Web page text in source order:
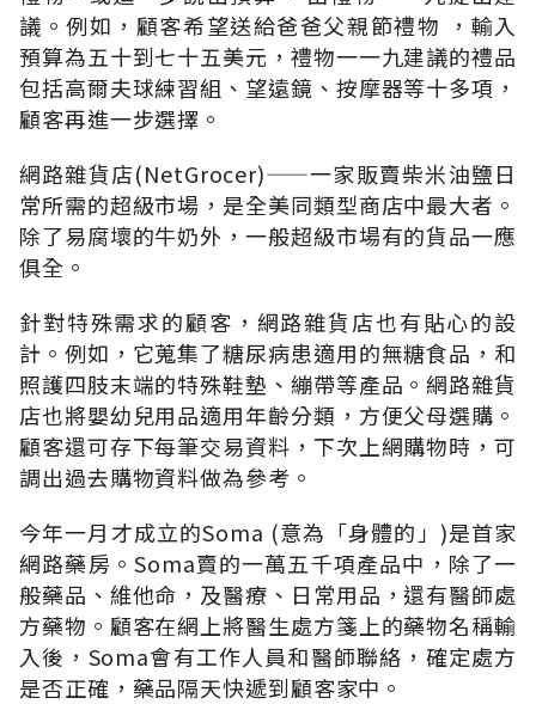
議。例如，顧客希望送給爸爸父親節禮物 ，輸入
預算為五十到七十五美元，禮物一一九建議的禮品
包括高爾夫球練習組、望遠鏡、按摩器等十多項，
顧客再進一步選擇。
網路雜貨店(NetGrocer)——一家販賣柴米油鹽日
常所需的超級市場，是全美同類型商店中最大者。
除了易腐壞的牛奶外，一般超級市場有的貨品一應
俱全。
針對特殊需求的顧客，網路雜貨店也有貼心的設
計。例如，它蒐集了糖尿病患適用的無糖食品，和
照護四肢末端的特殊鞋墊、繃帶等產品。網路雜貨
店也將嬰幼兒用品適用年齡分類，方便父母選購。
顧客還可存下每筆交易資料，下次上網購物時，可
調出過去購物資料做為參考。
今年一月才成立的Soma (意為「身體的」)是首家
網路藥房。Soma賣的一萬五千項產品中，除了一
般藥品、維他命，及醫療、日常用品，還有醫師處
方藥物。顧客在網上將醫生處方箋上的藥物名稱輸
入後，Soma會有工作人員和醫師聯絡，確定處方
是否正確，藥品隔天快遞到顧客家中。